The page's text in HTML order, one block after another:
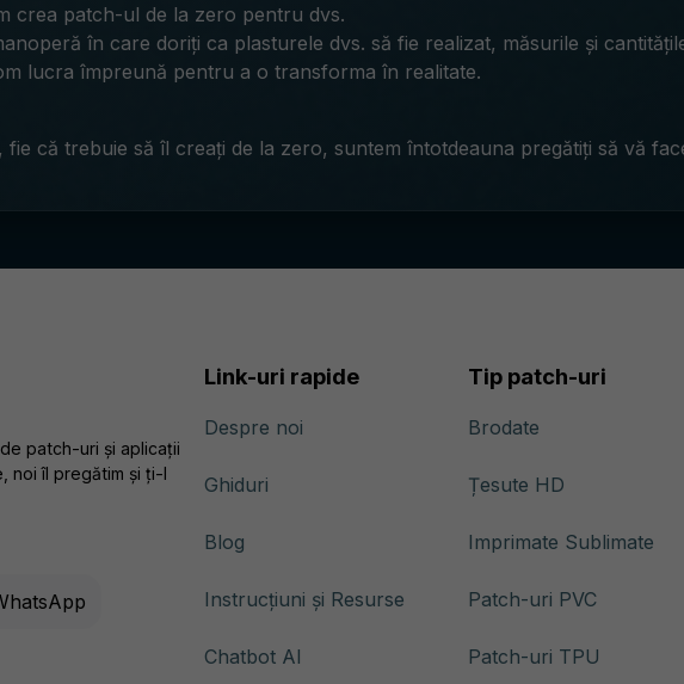
crea patch-ul de la zero pentru dvs.
în care doriți ca plasturele dvs. să fie realizat, măsurile și
lucra împreună pentru a o transforma în realitate.
fie că trebuie să îl creați de la zero, suntem întotdeauna pregătiți să vă
patch-uri și aplicații
noi îl pregătim și ți-l
Link-uri rapide
Despre noi
Ghiduri
Blog
Instrucțiuni și Resurse
Chatbot AI
Tip patch-uri
Brodate
Țesute HD
Imprimate Sublimate
Patch-uri PVC
Patch-uri TPU